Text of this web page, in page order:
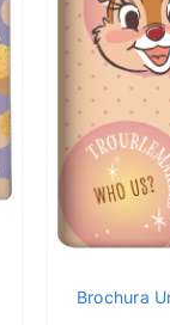
Brochura